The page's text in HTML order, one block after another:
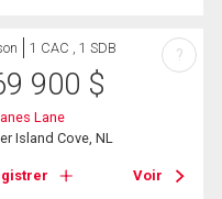
1 CAC , 1 SDB
900 $
Lane
Island Cove, NL
Voir
?